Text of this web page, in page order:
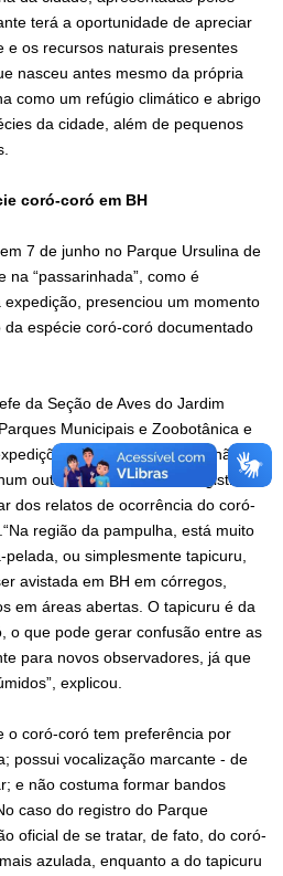
terá a oportunidade de apreciar
e os recursos naturais presentes
nasceu antes mesmo da própria
como um refúgio climático e abrigo
da cidade, além de pequenos
coró-coró em BH
7 de junho no Parque Ursulina de
na “passarinhada”, como é
presenciou um momento
espécie coró-coró documentado
da Seção de Aves do Jardim
Municipais e Zoobotânica e
a espécie, de fato, não
outro local de BH com registro
dos relatos de ocorrência do coró-
região da pampulha, está muito
ou simplesmente tapicuru,
avistada em BH em córregos,
em áreas abertas. O tapicuru é da
o que pode gerar confusão entre as
para novos observadores, já que
explicou.
o coró-coró tem preferência por
possui vocalização marcante - de
e não costuma formar bandos
caso do registro do Parque
oficial de se tratar, de fato, do coró-
azulada, enquanto a do tapicuru